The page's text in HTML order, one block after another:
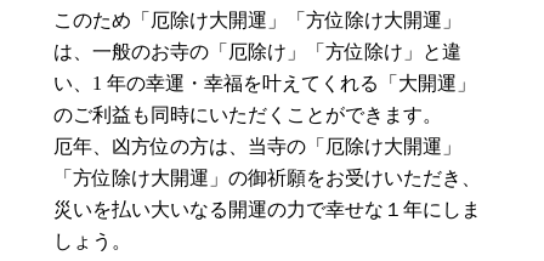
このため「厄除け大開運」「方位除け大開運」
は、一般のお寺の「厄除け」「方位除け」と違
い、1 年の幸運・幸福を叶えてくれる「大開運」
のご利益も同時にいただくことができます。
厄年、凶方位の方は、当寺の「厄除け大開運」
「方位除け大開運」の御祈願をお受けいただき、
災いを払い大いなる開運の力で幸せな１年にしま
しょう。